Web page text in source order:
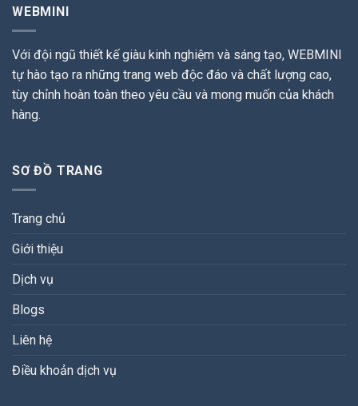
WEBMINI
Với đội ngũ thiết kế giàu kinh nghiệm và sáng tạo, WEBMINI
tự hào tạo ra những trang web độc đáo và chất lượng cao,
tùy chỉnh hoàn toàn theo yêu cầu và mong muốn của khách
hàng.
SƠ ĐỒ TRANG
Trang chủ
Giới thiệu
Dịch vụ
Blogs
Liên hệ
Điều khoản dịch vụ